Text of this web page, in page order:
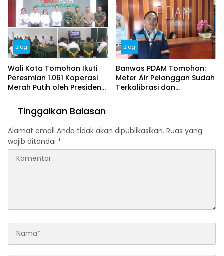
Blog
Wali Kota Tomohon Ikuti
Peresmian 1.061 Koperasi
Merah Putih oleh Presiden
Blog
Banwas PDAM Tomohon:
Meter Air Pelanggan Sudah
Terkalibrasi dan
Tinggalkan Balasan
Alamat email Anda tidak akan dipublikasikan. Ruas yang
wajib ditandai *